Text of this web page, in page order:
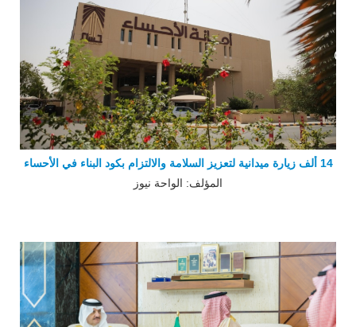
14 ألف زيارة ميدانية لتعزيز السلامة والالتزام بكود البناء في الأحساء
المؤلف: الواحة نيوز